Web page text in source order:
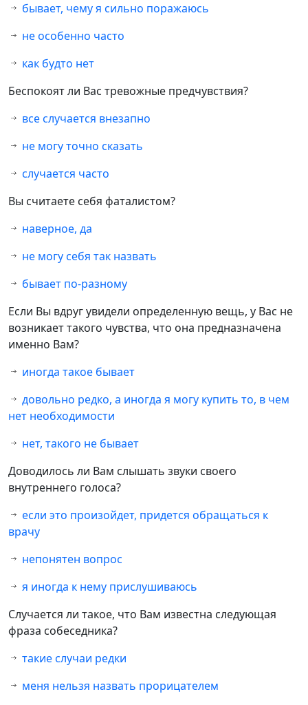
бывает, чему я сильно поражаюсь
не особенно часто
как будто нет
Беспокоят ли Вас тревожные предчувствия?
все случается внезапно
не могу точно сказать
случается часто
Вы считаете себя фаталистом?
наверное, да
не могу себя так назвать
бывает по-разному
Если Вы вдруг увидели определенную вещь, у Вас не
возникает такого чувства, что она предназначена
именно Вам?
иногда такое бывает
довольно редко, а иногда я могу купить то, в чем
нет необходимости
нет, такого не бывает
Доводилось ли Вам слышать звуки своего
внутреннего голоса?
если это произойдет, придется обращаться к
врачу
непонятен вопрос
я иногда к нему прислушиваюсь
Случается ли такое, что Вам известна следующая
фраза собеседника?
такие случаи редки
меня нельзя назвать прорицателем